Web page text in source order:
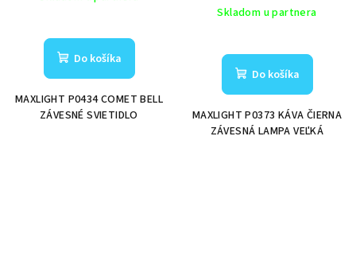
Do košíka
MAXLIGHT P0434 COMET BELL
ZÁVESNÉ SVIETIDLO
Skladom u partnera
Do košíka
MAXLIGHT P0373 KÁVA ČIERNA
ZÁVESNÁ LAMPA VEĽKÁ